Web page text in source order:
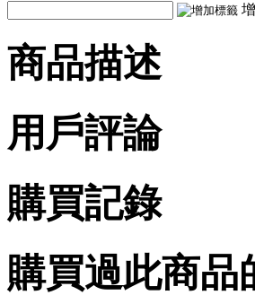
商品描述
用戶評論
購買記錄
購買過此商品